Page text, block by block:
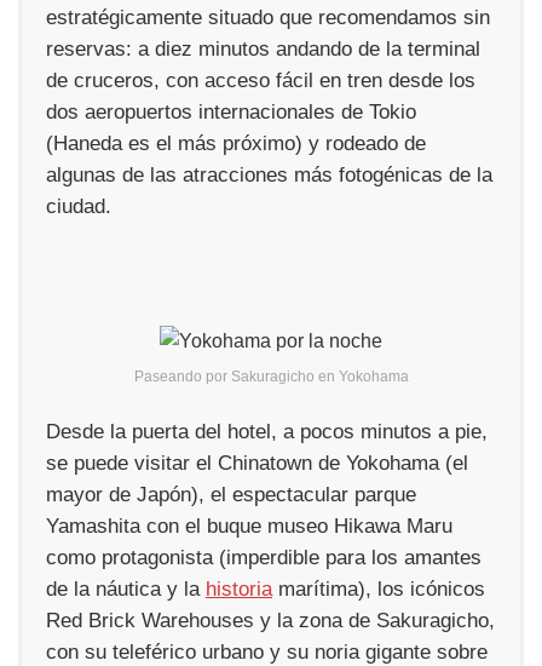
estratégicamente situado que recomendamos sin
reservas: a diez minutos andando de la terminal
de cruceros, con acceso fácil en tren desde los
dos aeropuertos internacionales de Tokio
(Haneda es el más próximo) y rodeado de
algunas de las atracciones más fotogénicas de la
ciudad.
Paseando por Sakuragicho en Yokohama
Desde la puerta del hotel, a pocos minutos a pie,
se puede visitar el Chinatown de Yokohama (el
mayor de Japón), el espectacular parque
Yamashita con el buque museo Hikawa Maru
como protagonista (imperdible para los amantes
de la náutica y la historiamarítima), los icónicos
Red Brick Warehouses y la zona de Sakuragicho,
con su teleférico urbano y su noria gigante sobre